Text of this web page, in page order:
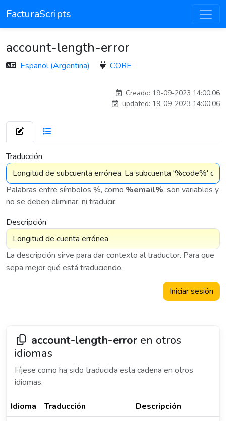
FacturaScripts
account-length-error
Español (Argentina) CORE
Creado: 19-09-2023 14:00:06
updated: 19-09-2023 14:00:06
Traducción
Palabras entre símbolos %, como %email%, son variables y
no se deben eliminar, ni traducir.
Descripción
La descripción sirve para dar contexto al traductor. Para que
sepa mejor qué está traduciendo.
Iniciar sesión
account-length-error en otros
idiomas
Fíjese como ha sido traducida esta cadena en otros
idiomas.
Idioma Traducción
Descripción